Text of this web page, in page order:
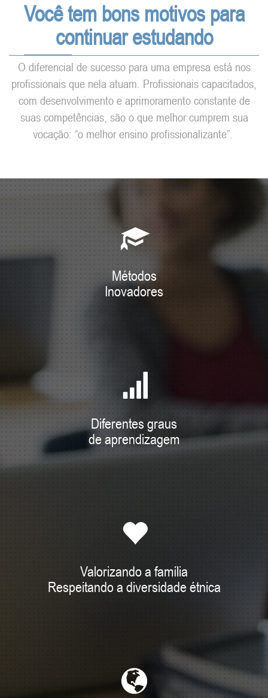
Você tem bons motivos para
continuar estudando
O diferencial de sucesso para uma empresa está nos
profissionais que nela atuam. Profissionais capacitados,
com desenvolvimento e aprimoramento constante de
suas competências, são o que melhor cumprem sua
vocação: “o melhor ensino profissionalizante”.
Métodos
Inovadores
Diferentes graus
de aprendizagem
Valorizando a família
Respeitando a diversidade étnica